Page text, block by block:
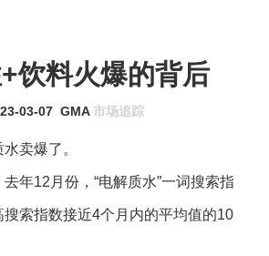
饮料火爆的背后
03-07 GMA 市场追踪
卖爆了。
年12月份，“电解质水”一词搜索指
索指数接近4个月内的平均值的10